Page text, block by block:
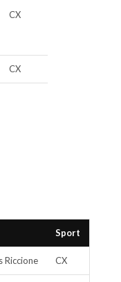
CX
CX
Sport
Riccione CX